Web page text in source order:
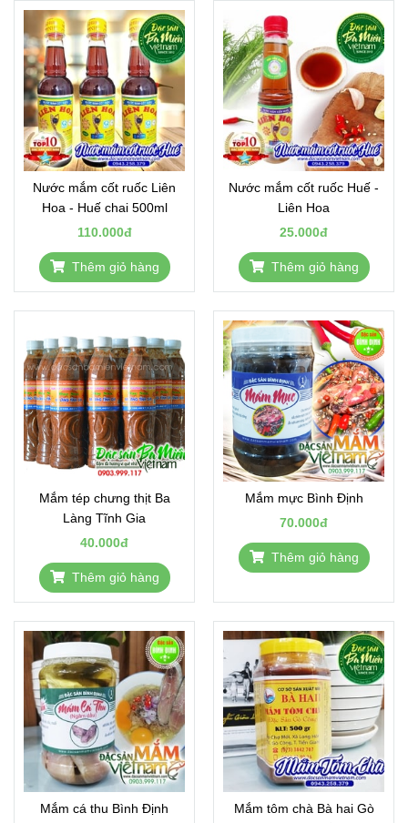
Nước mắm cốt ruốc Liên
Hoa - Huế chai 500ml
110.000đ
Thêm giỏ hàng
Nước mắm cốt ruốc Huế -
Liên Hoa
25.000đ
Thêm giỏ hàng
Mắm tép chưng thịt Ba
Làng Tĩnh Gia
40.000đ
Thêm giỏ hàng
Mắm mực Bình Định
70.000đ
Thêm giỏ hàng
Mắm cá thu Bình Định
Mắm tôm chà Bà hai Gò